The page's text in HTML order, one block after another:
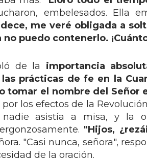
embelesados. Ella
me veré obligada a
no puedo contenerlo.
de la importancia
prácticas de fe en la
tomar el nombre del Señor
los efectos de la
nadie asistía a misa, y la
"Hijos,
"Casi nunca, señora",
de la oración.